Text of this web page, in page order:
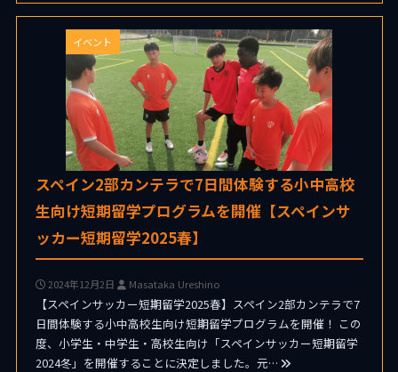
イベント
スペイン2部カンテラで7日間体験する小中高校
生向け短期留学プログラムを開催【スペインサ
ッカー短期留学2025春】
2024年12月2日 Masataka Ureshino
【スペインサッカー短期留学2025春】スペイン2部カンテラで7
日間体験する小中高校生向け短期留学プログラムを開催！ この
度、小学生・中学生・高校生向け「スペインサッカー短期留学
2024冬」を開催することに決定しました。元…